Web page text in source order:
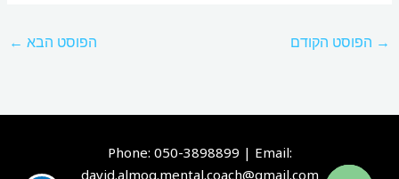
→ הפוסט הקודם הפוסט הבא ←
Phone: 050-3898899 | Email:
david.almog.mental.coach@gmail.com